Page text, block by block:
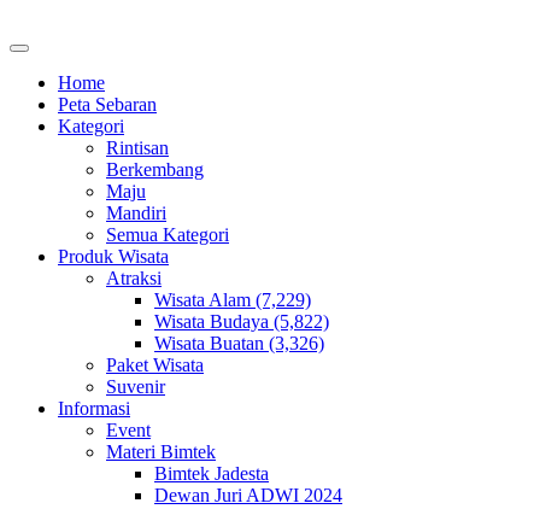
Home
Peta Sebaran
Kategori
Rintisan
Berkembang
Maju
Mandiri
Semua Kategori
Produk Wisata
Atraksi
Wisata Alam (7,229)
Wisata Budaya (5,822)
Wisata Buatan (3,326)
Paket Wisata
Suvenir
Informasi
Event
Materi Bimtek
Bimtek Jadesta
Dewan Juri ADWI 2024